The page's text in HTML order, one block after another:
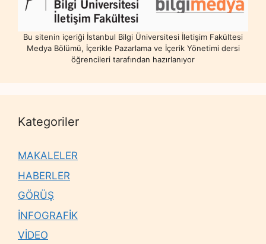
Bu sitenin içeriği İstanbul Bilgi Üniversitesi İletişim Fakültesi
Medya Bölümü, İçerikle Pazarlama ve İçerik Yönetimi dersi
öğrencileri tarafından hazırlanıyor
Kategoriler
MAKALELER
HABERLER
GÖRÜŞ
İNFOGRAFİK
VİDEO